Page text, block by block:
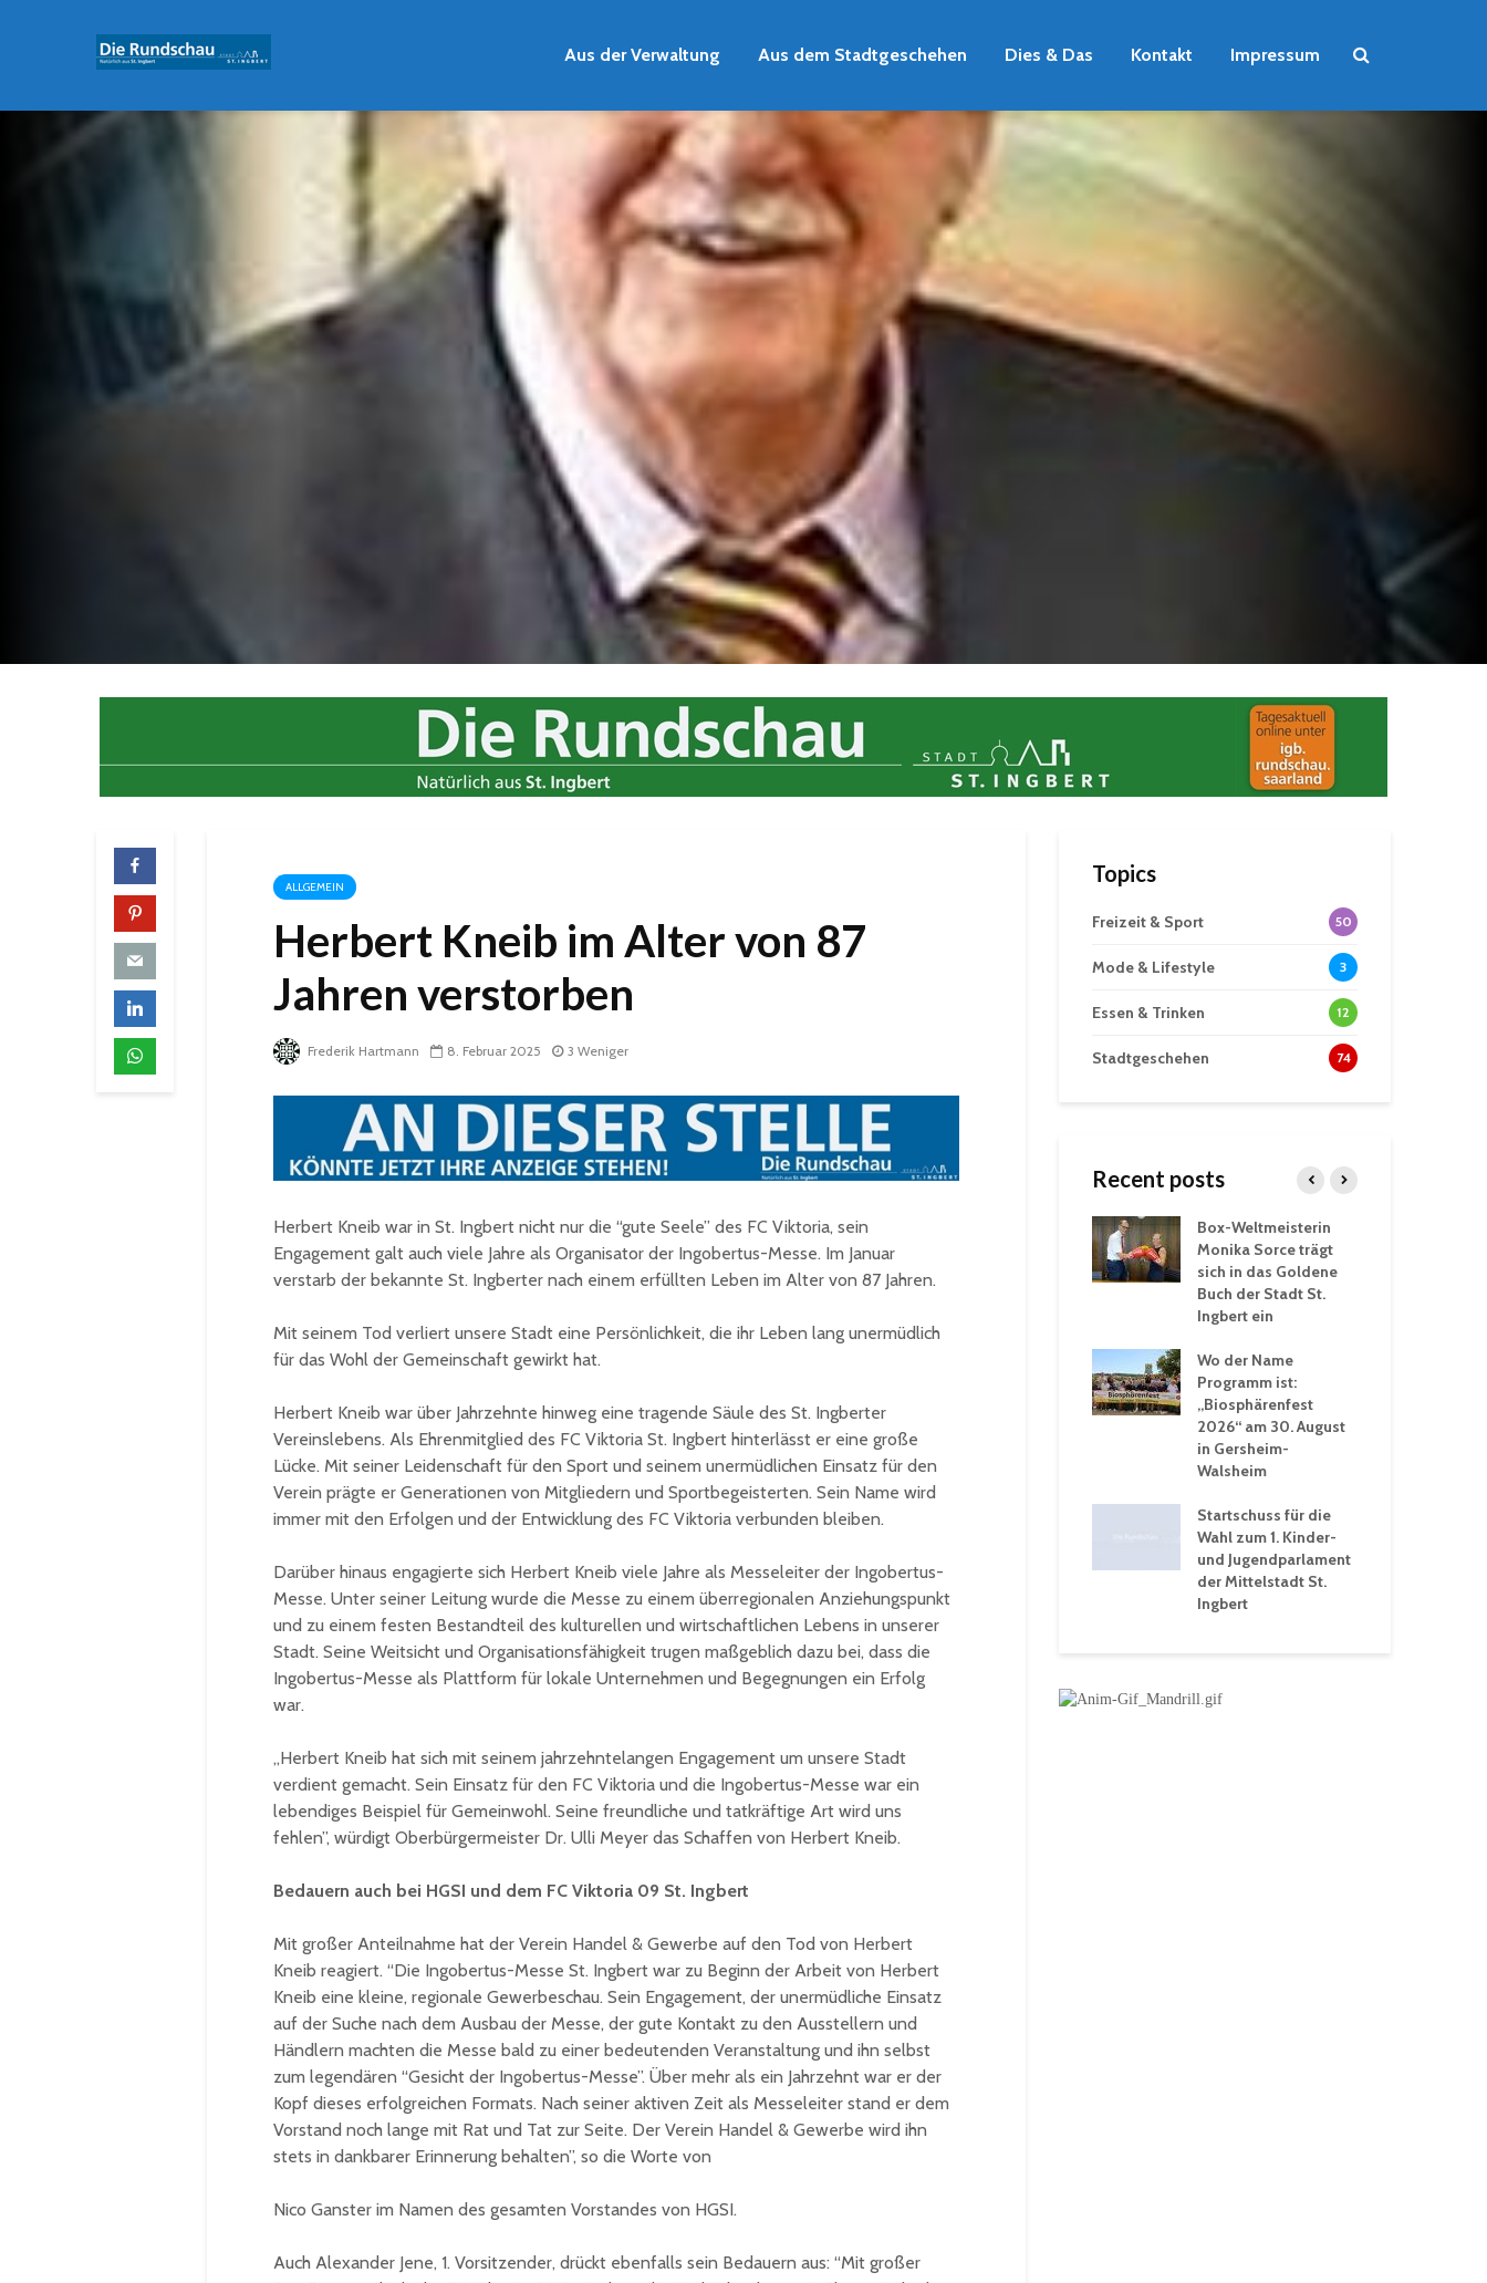
Aus der Verwaltung Aus dem Stadtgeschehen Dies & Das Kontakt Impressum
ALLGEMEIN
Herbert Kneib im Alter von 87
Jahren verstorben
Frederik Hartmann 8. Februar 2025 3 Weniger
Herbert Kneib war in St. Ingbert nicht nur die “gute Seele” des FC Viktoria, sein
Engagement galt auch viele Jahre als Organisator der Ingobertus-Messe. Im Januar
verstarb der bekannte St. Ingberter nach einem erfüllten Leben im Alter von 87 Jahren.
Mit seinem Tod verliert unsere Stadt eine Persönlichkeit, die ihr Leben lang unermüdlich
für das Wohl der Gemeinschaft gewirkt hat.
Herbert Kneib war über Jahrzehnte hinweg eine tragende Säule des St. Ingberter
Vereinslebens. Als Ehrenmitglied des FC Viktoria St. Ingbert hinterlässt er eine große
Lücke. Mit seiner Leidenschaft für den Sport und seinem unermüdlichen Einsatz für den
Verein prägte er Generationen von Mitgliedern und Sportbegeisterten. Sein Name wird
immer mit den Erfolgen und der Entwicklung des FC Viktoria verbunden bleiben.
Darüber hinaus engagierte sich Herbert Kneib viele Jahre als Messeleiter der Ingobertus-
Messe. Unter seiner Leitung wurde die Messe zu einem überregionalen Anziehungspunkt
und zu einem festen Bestandteil des kulturellen und wirtschaftlichen Lebens in unserer
Stadt. Seine Weitsicht und Organisationsfähigkeit trugen maßgeblich dazu bei, dass die
Ingobertus-Messe als Plattform für lokale Unternehmen und Begegnungen ein Erfolg
war.
„Herbert Kneib hat sich mit seinem jahrzehntelangen Engagement um unsere Stadt
verdient gemacht. Sein Einsatz für den FC Viktoria und die Ingobertus-Messe war ein
lebendiges Beispiel für Gemeinwohl. Seine freundliche und tatkräftige Art wird uns
fehlen”, würdigt Oberbürgermeister Dr. Ulli Meyer das Schaffen von Herbert Kneib.
Bedauern auch bei HGSI und dem FC Viktoria 09 St. Ingbert
Mit großer Anteilnahme hat der Verein Handel & Gewerbe auf den Tod von Herbert
Kneib reagiert. “Die Ingobertus-Messe St. Ingbert war zu Beginn der Arbeit von Herbert
Kneib eine kleine, regionale Gewerbeschau. Sein Engagement, der unermüdliche Einsatz
auf der Suche nach dem Ausbau der Messe, der gute Kontakt zu den Ausstellern und
Händlern machten die Messe bald zu einer bedeutenden Veranstaltung und ihn selbst
zum legendären “Gesicht der Ingobertus-Messe”. Über mehr als ein Jahrzehnt war er der
Kopf dieses erfolgreichen Formats. Nach seiner aktiven Zeit als Messeleiter stand er dem
Vorstand noch lange mit Rat und Tat zur Seite. Der Verein Handel & Gewerbe wird ihn
stets in dankbarer Erinnerung behalten”, so die Worte von
Nico Ganster im Namen des gesamten Vorstandes von HGSI.
Auch Alexander Jene, 1. Vorsitzender, drückt ebenfalls sein Bedauern aus: “Mit großer
Topics
Freizeit & Sport 50
Mode & Lifestyle 3
Essen & Trinken 12
Stadtgeschehen 74
Recent posts
Fun Ferien Dengmert
begeistern erneut
zahlreiche Kinder und
St. Ingbert strahlte
Open-Air-Kino zeigt
„Mamma Mia!“
Biosphären-VHS St.
Ingbert: Ein Rückblick
Box-Weltmeisterin
Monika Sorce trägt
sich in das Goldene
Buch der Stadt St.
Ingbert ein
Wo der Name
Programm ist:
„Biosphärenfest
2026“ am 30. August
in Gersheim-
Walsheim
Startschuss für die
Wahl zum 1. Kinder-
und Jugendparlament
der Mittelstadt St.
Ingbert